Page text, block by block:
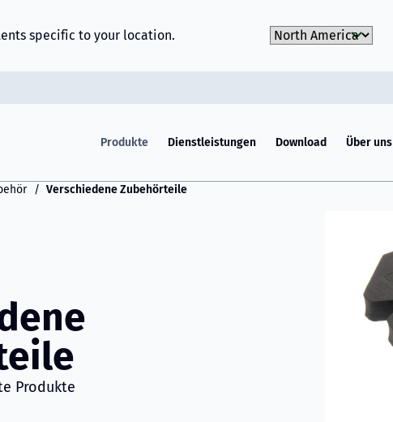
specific to your location.
Choose Market
Produkte Dienstleistungen Download Über uns
Verschiedene Zubehörteile
Produkte